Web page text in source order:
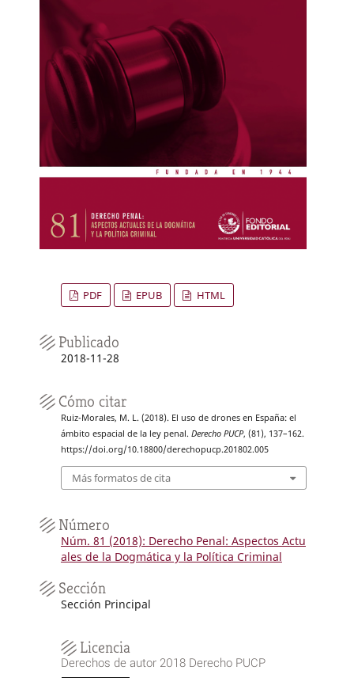
PDF EPUB HTML
Publicado
2018-11-28
Cómo citar
Ruiz-Morales, M. L. (2018). El uso de drones en España: el
ámbito espacial de la ley penal. Derecho PUCP, (81), 137–162.
https://doi.org/10.18800/derechopucp.201802.005
Más formatos de cita
Número
Núm. 81 (2018): Derecho Penal: Aspectos Actu
ales de la Dogmática y la Política Criminal
Sección
Sección Principal
Licencia
Derechos de autor 2018 Derecho PUCP